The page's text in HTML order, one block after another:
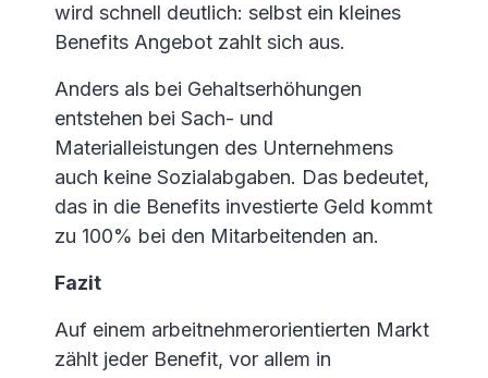
wird schnell deutlich: selbst ein kleines
Benefits Angebot zahlt sich aus.
Anders als bei Gehaltserhöhungen
entstehen bei Sach- und
Materialleistungen des Unternehmens
auch keine Sozialabgaben. Das bedeutet,
das in die Benefits investierte Geld kommt
zu 100% bei den Mitarbeitenden an.
Fazit
Auf einem arbeitnehmerorientierten Markt
zählt jeder Benefit, vor allem in